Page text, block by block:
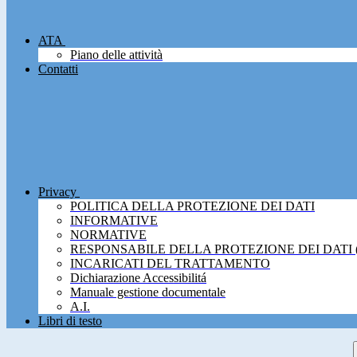
ATA
Piano delle attività
Contatti
Privacy
POLITICA DELLA PROTEZIONE DEI DATI
INFORMATIVE
NORMATIVE
RESPONSABILE DELLA PROTEZIONE DEI DATI
INCARICATI DEL TRATTAMENTO
Dichiarazione Accessibilitá
Manuale gestione documentale
A.I.
Libri di testo